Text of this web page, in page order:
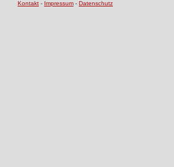
Kontakt - Impressum - Datenschutz